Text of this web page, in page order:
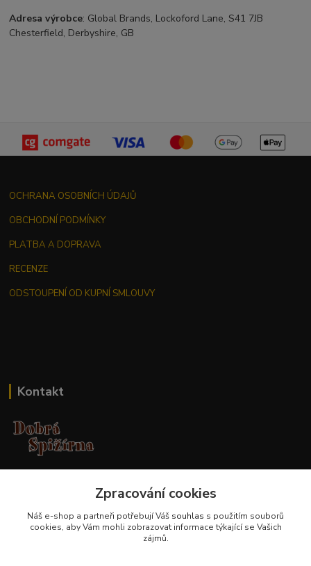
Adresa výrobce: Global Brands, Lockoford Lane, S41 7JB
Chesterfield, Derbyshire, GB
OCHRANA OSOBNÍCH ÚDAJŮ
OBCHODNÍ PODMÍNKY
PLATBA A DOPRAVA
RECENZE
ODSTOUPENÍ OD KUPNÍ SMLOUVY
Kontakt
+420 737 551 994
obchod@dobraspizirna.cz
Zpracování cookies
Náš e-shop a partneři potřebují Váš souhlas s použitím souborů
cookies, aby Vám mohli zobrazovat informace týkající se Vašich
zájmů.